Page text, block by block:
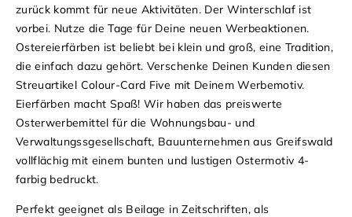
zurück kommt für neue Aktivitäten. Der Winterschlaf ist
vorbei. Nutze die Tage für Deine neuen Werbeaktionen.
Ostereierfärben ist beliebt bei klein und groß, eine Tradition,
die einfach dazu gehört. Verschenke Deinen Kunden diesen
Streuartikel Colour-Card Five mit Deinem Werbemotiv.
Eierfärben macht Spaß! Wir haben das preiswerte
Osterwerbemittel für die Wohnungsbau- und
Verwaltungssgesellschaft, Bauunternehmen aus Greifswald
vollflächig mit einem bunten und lustigen Ostermotiv 4-
farbig bedruckt.
Perfekt geeignet als Beilage in Zeitschriften, als